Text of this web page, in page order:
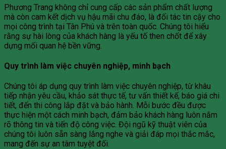
Phương Trang không chỉ cung cấp các sản phẩm chất lượng
mà còn cam kết dịch vụ hậu mãi chu đáo, là đối tác tin cậy cho
mọi công trình tại Tân Phú và trên toàn quốc. Chúng tôi hiểu
rằng sự hài lòng của khách hàng là yếu tố then chốt để xây
dựng mối quan hệ bền vững.
Quy trình làm việc chuyên nghiệp, minh bạch
Chúng tôi áp dụng quy trình làm việc chuyên nghiệp, từ khâu
tiếp nhận yêu cầu, khảo sát thực tế, tư vấn thiết kế, báo giá chi
tiết, đến thi công lắp đặt và bảo hành. Mỗi bước đều được
thực hiện một cách minh bạch, đảm bảo khách hàng luôn nắm
rõ thông tin và tiến độ công việc. Đội ngũ kỹ thuật viên của
chúng tôi luôn sẵn sàng lắng nghe và giải đáp mọi thắc mắc,
mang đến sự an tâm tuyệt đối.